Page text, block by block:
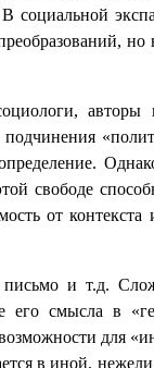
но
свободе
от контекста
и т.д.
его смысла в
для
в иной,